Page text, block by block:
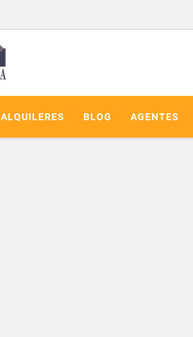
ALQUILERES BLOG AGENTES